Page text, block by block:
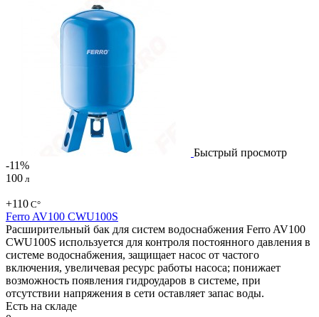
Быстрый просмотр
-11%
100 л
+110 С°
Ferro AV100 CWU100S
Расширительный бак для систем водоснабжения Ferro AV100
CWU100S используется для контроля постоянного давления в
системе водоснабжения, защищает насос от частого
включения, увеличевая ресурс работы насоса; понижает
возможность появления гидроударов в системе, при
отсутствии напряжения в сети оставляет запас воды.
Есть на складе